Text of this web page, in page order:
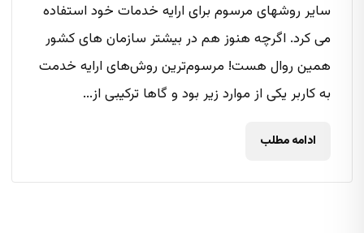
سایر روشهای مرسوم برای ارایه خدمات خود استفاده
می کرد. اگرچه هنوز هم در بیشتر سازمان های کشور
همین روال هست! مرسوم‌ترین روش‌های ارایه خدمت
به کاربر یکی از موارد زیر بود و گاها ترکیبی از...
ادامه مطلب